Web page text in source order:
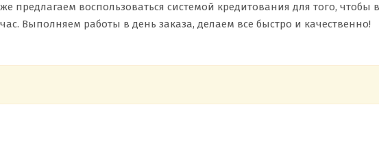
предлагаем воспользоваться системой кредитования для того,
Выполняем работы в день заказа, делаем все быстро и качественно!